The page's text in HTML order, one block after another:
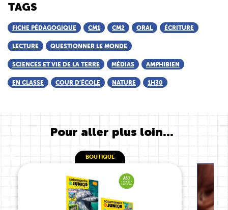
TAGS
FICHE PÉDAGOGIQUE CM1 CM2 ORAL ÉCRITURE
LECTURE QUESTIONNER LE MONDE
SCIENCES ET VIE DE LA TERRE MÉDIAS AMPHIBIEN
EN CLASSE COUR D’ÉCOLE NATURE 1H30
Pour aller plus loin...
BOUTIQUE